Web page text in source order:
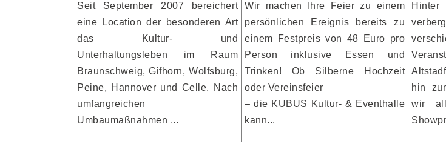
Seit September 2007 bereichert
eine Location der besonderen Art
das Kultur- und
Unterhaltungsleben im Raum
Braunschweig, Gifhorn, Wolfsburg,
Peine, Hannover und Celle. Nach
umfangreichen
Umbaumaßnahmen ...
Wir machen Ihre Feier zu einem
persönlichen Ereignis bereits zu
einem Festpreis von 48 Euro pro
Person inklusive Essen und
Trinken! Ob Silberne Hochzeit
oder Vereinsfeier
– die KUBUS Kultur- & Eventhalle
kann...
Hinter
hin
wir